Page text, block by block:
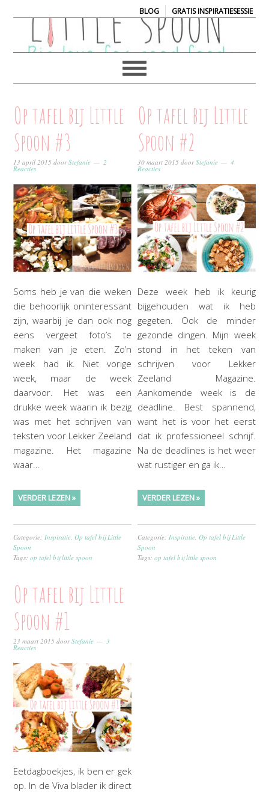
BLOG| GRATIS INSPIRATIESESSIE
Op tafel bij Little
Spoon #3
13 april 2015 doorStefanie 2
Reacties
Soms heb je van die weken
die behoorlijk oninteressant
zijn, waarbij je dan ook nog
eens vergeet foto’s te
maken van je eten. Zo’n
week had ik. Niet vorige
week, maar de week
daarvoor. Het was een
drukke week waarin ik bezig
was met het schrijven van
teksten voor Lekker Zeeland
magazine. Het magazine
waar…
VERDER LEZEN »
Categorie:Inspiratie,Op tafel bij Little
Spoon
Tags:op tafel bij little spoon
Op tafel bij Little
Spoon #2
30 maart 2015 doorStefanie 4
Reacties
Deze week heb ik keurig
bijgehouden wat ik heb
gegeten. Ook de minder
gezonde dingen. Mijn week
stond in het teken van
schrijven voor Lekker
Zeeland Magazine.
Aankomende week is de
deadline. Best spannend,
want het is voor het eerst
dat ik professioneel schrijf.
Na de deadlines is het weer
wat rustiger en ga ik…
VERDER LEZEN »
Categorie:Inspiratie,Op tafel bij Little
Spoon
Tags:op tafel bij little spoon
Op tafel bij Little
Spoon #1
23 maart 2015 doorStefanie 3
Reacties
Eetdagboekjes, ik ben er gek
op. In de Viva blader ik direct